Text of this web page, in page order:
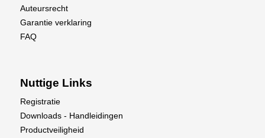
Auteursrecht
Garantie verklaring
FAQ
Nuttige Links
Registratie
Downloads - Handleidingen
Productveiligheid